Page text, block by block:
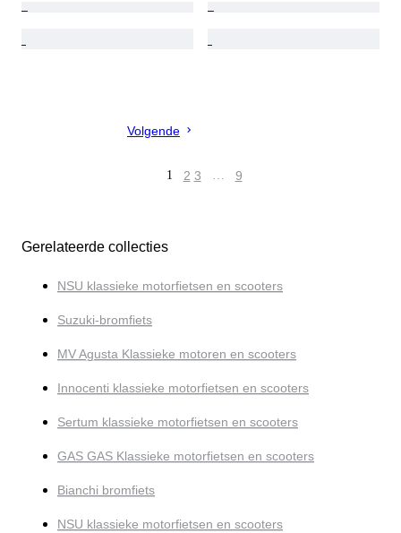
Volgende
1 2 3 … 9
Gerelateerde collecties
NSU klassieke motorfietsen en scooters
Suzuki-bromfiets
MV Agusta Klassieke motoren en scooters
Innocenti klassieke motorfietsen en scooters
Sertum klassieke motorfietsen en scooters
GAS GAS Klassieke motorfietsen en scooters
Bianchi bromfiets
NSU klassieke motorfietsen en scooters